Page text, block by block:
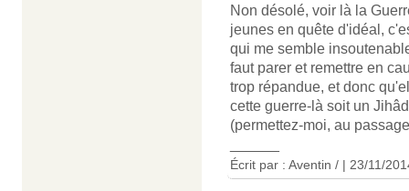
Non désolé, voir là la
jeunes en quête d'idéal,
qui me semble
faut parer et remettre en
trop répandue, et donc
cette guerre-là soit un
(permettez-moi, au
Écrit par : Aventin / | 23/11/